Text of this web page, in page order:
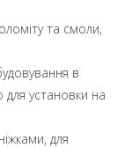
та смоли,
в
для установки на
для